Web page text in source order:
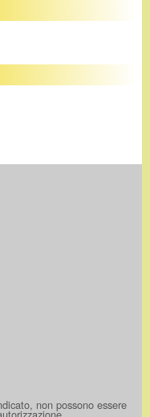
non possono essere